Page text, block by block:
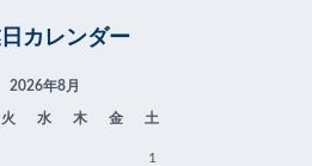
カレンダー
2026年8月
火 水 木 金 土
1